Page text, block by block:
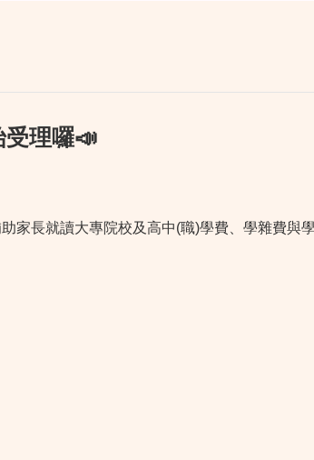
理囉📣
家長就讀大專院校及高中(職)學費、學雜費與